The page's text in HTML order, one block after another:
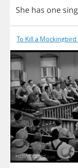
She has one
To Kill a